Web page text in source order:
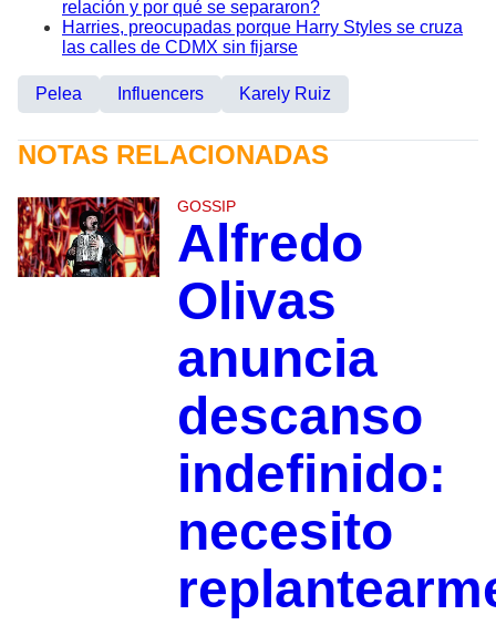
relación y por qué se separaron?
Harries, preocupadas porque Harry Styles se cruza
las calles de CDMX sin fijarse
Pelea Influencers Karely Ruiz
NOTAS RELACIONADAS
GOSSIP
Alfredo
Olivas
anuncia
descanso
indefinido:
necesito